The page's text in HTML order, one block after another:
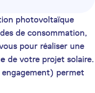
photovoltaïque
de consommation,
pour réaliser une
de votre projet solaire.
permet